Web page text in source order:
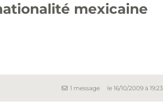
mexicaine
1 message le 16/10/2009 à 19:23